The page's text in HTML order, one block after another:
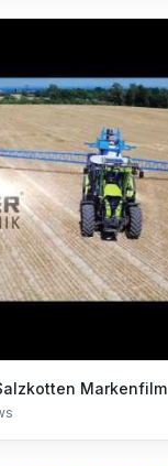
Markenfilm